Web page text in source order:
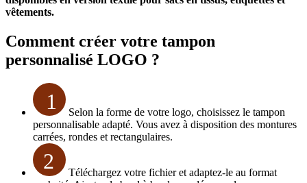
vêtements.
Comment créer votre tampon
personnalisé LOGO ?
1
Selon la forme de votre logo, choisissez le tampon
personnalisable adapté. Vous avez à disposition des montures
carrées, rondes et rectangulaires.
2
Téléchargez votre fichier et adaptez-le au format